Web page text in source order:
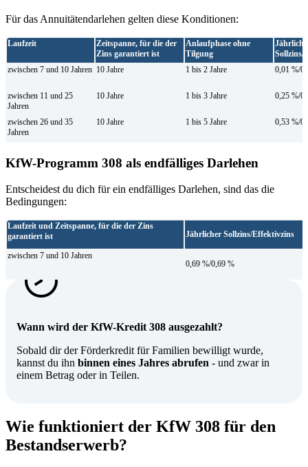
Für das Annuitätendarlehen gelten diese Konditionen:
Laufzeit
Zeitspanne, für die der
Zins garantiert ist
Anlaufphase ohne
Tilgung
Sollzins/
zwischen 7 und 10 Jahren 10 Jahre 1 bis 2 Jahre 0,01 %/
zwischen 11 und 25
Jahren
10 Jahre 1 bis 3 Jahre 0,25 %/
zwischen 26 und 35
Jahren
10 Jahre 1 bis 5 Jahre 0,53 %/
KfW-Programm 308 als endfälliges Darlehen
Entscheidest du dich für ein endfälliges Darlehen, sind das die
Bedingungen:
Laufzeit und Zeitspanne, für die der Zins
garantiert ist
Jährlicher Sollzins/Effektivzins
zwischen 7 und 10 Jahren
0,69 %/0,69 %
Wann wird der KfW-Kredit 308 ausgezahlt?
Sobald dir der Förderkredit für Familien bewilligt wurde,
kannst du ihn binnen eines Jahres abrufen - und zwar in
einem Betrag oder in Teilen.
Wie funktioniert der KfW 308 für den
Bestandserwerb?